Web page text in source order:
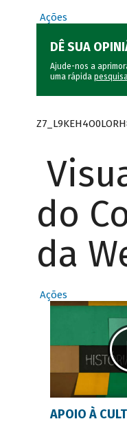
Ações
DÊ SUA
Ajude-nos a
uma rápida
do
da
Ações
APOIO À